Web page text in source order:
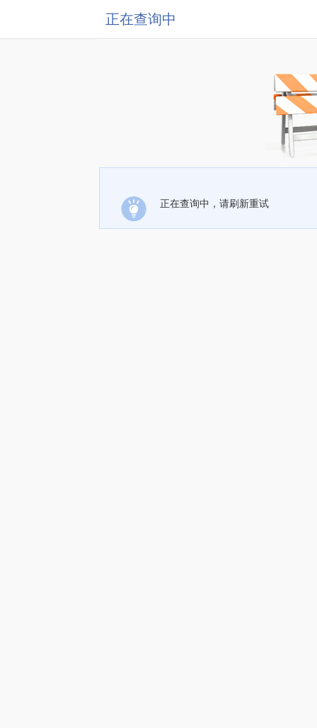
正在查询中
正在查询中，请刷新重试